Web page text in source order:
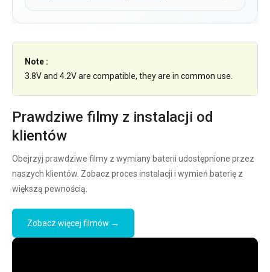
Note :
3.8V and 4.2V are compatible, they are in common use.
Prawdziwe filmy z instalacji od
klientów
Obejrzyj prawdziwe filmy z wymiany baterii udostępnione przez
naszych klientów. Zobacz proces instalacji i wymień baterię z
większą pewnością.
Zobacz więcej filmów →